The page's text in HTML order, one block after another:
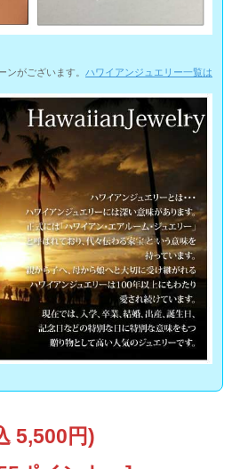
ンがございます。 ハワイアンジュエリー一覧は
5,500円)